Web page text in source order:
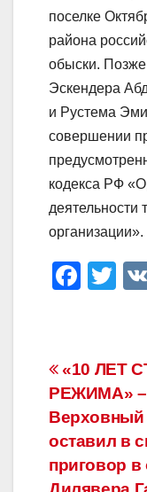
поселке
района
обыски.
Эскендера
и Рустема
совершении
кодекса РФ
деятельности
организации».
F
e
b
o
o
k
T
er
по
«10 ЛЕТ
РЕЖИМА» –
оставил в
приговор